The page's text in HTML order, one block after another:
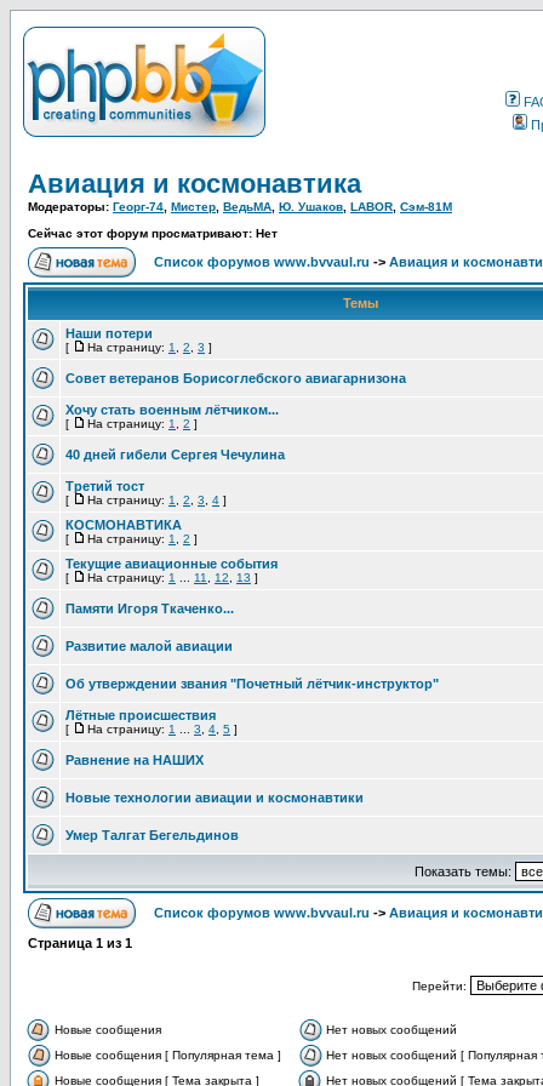
Авиация и космонавтика
Модераторы: Георг-74 Мистер ВедьМА Ю. Ушаков LABOR Сэм-81М
Сейчас этот форум просматривают: Нет
Список форумов www.bvvaul.ru -> Авиация и
Темы
Наши потери
[ На страницу: 1 2 3 ]
Совет ветеранов Борисоглебского авиагарнизона
Хочу стать военным лётчиком...
[ На страницу: 1 2 ]
40 дней гибели Сергея Чечулина
Третий тост
[ На страницу: 1 2 3 4 ]
КОСМОНАВТИКА
[ На страницу: 1 2 ]
Текущие авиационные события
[ На страницу: 1 11 12 13 ]
Памяти Игоря Ткаченко...
Развитие малой авиации
Об утверждении звания "Почетный лётчик-инструктор"
Лётные происшествия
[ На страницу: 1 3 4 5 ]
Равнение на НАШИХ
Новые технологии авиации и космонавтики
Умер Талгат Бегельдинов
Показать темы:
Список форумов www.bvvaul.ru -> Авиация и
Страница 1 из 1
Перейти:
Новые сообщения
Нет новых сообщений
Новые сообщения [ Популярная тема ]
Нет новых сообщений [ Популярная
Новые сообщения [ Тема закрыта ]
Нет новых сообщений [ Тема